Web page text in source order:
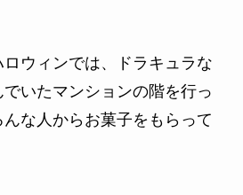
ウィンでは、ドラキュラな
いたマンションの階を行っ
な人からお菓子をもらって